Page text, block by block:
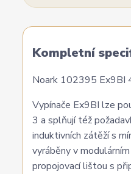
Kompletní
Noark 102395 Ex9BI
Vypínače Ex9BI lze
3 a splňují též
induktivních zátěží s
vyráběny v
propojovací lištou s